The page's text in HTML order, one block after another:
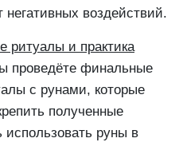
негативных воздействий.
ритуалы и практика
проведёте финальные
с рунами, которые
полученные
использовать руны в